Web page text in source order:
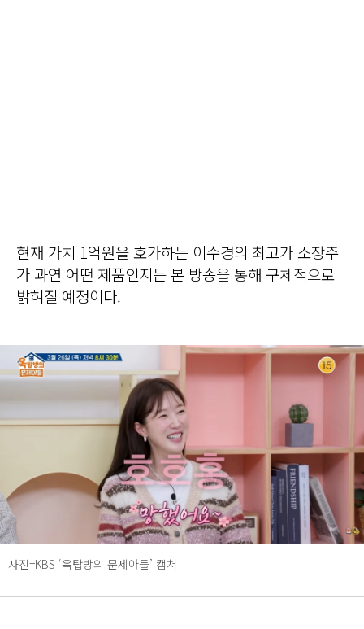
현재 가치 1억원을 호가하는 이수경의 최고가 소장주
가 과연 어떤 제품인지는 본 방송을 통해 구체적으로
밝혀질 예정이다.
사진=KBS ‘옥탑방의 문제아들’ 캡처